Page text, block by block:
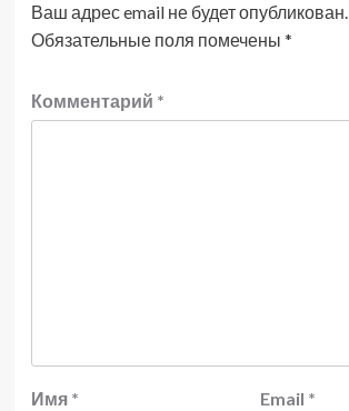
Ваш адрес email не будет опубликован.
Обязательные поля помечены *
Комментарий *
Имя * Email *